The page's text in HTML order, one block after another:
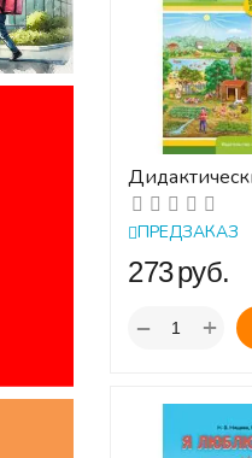
по
С 5 до 7 лет.
ПРЕДЗАКАЗ
‍273‍руб.
+
−